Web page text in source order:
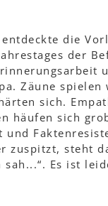
entdeckte die
der
Zäune
sich.
häufen sich
und
zuspitzt, steht
sah...“. Es ist